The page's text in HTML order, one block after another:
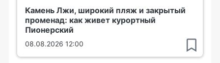
Камень Лжи, широкий пляж и закрытый
променад: как живет курортный
Пионерский
08.08.2026 12:00